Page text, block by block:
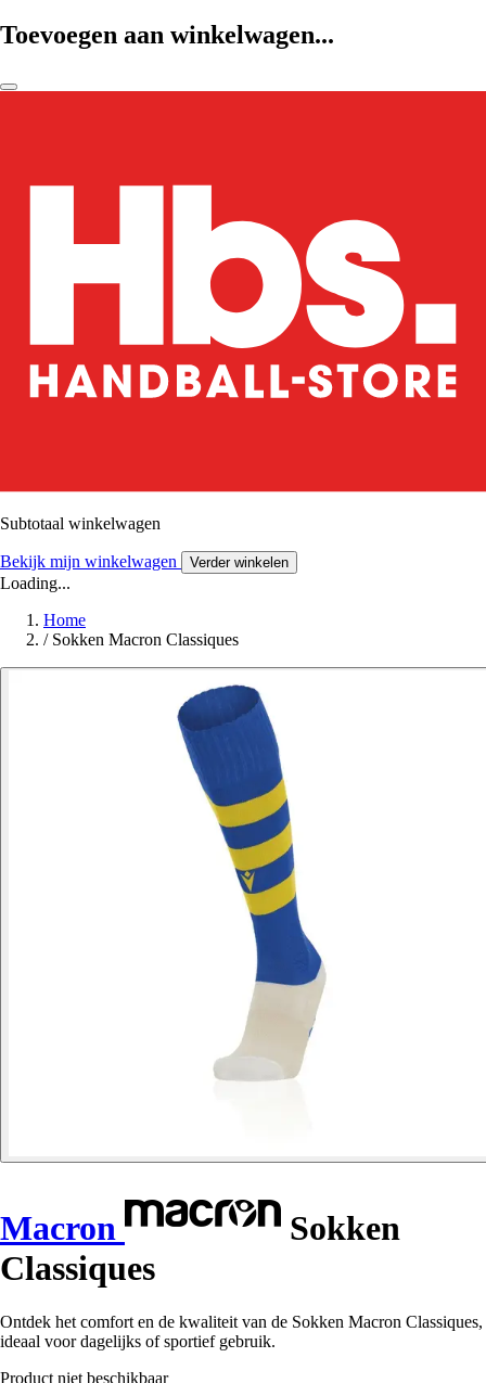
Toevoegen aan winkelwagen...
Subtotaal winkelwagen
Bekijk mijn winkelwagen Verder winkelen
Loading...
Home
/ Sokken Macron Classiques
Macron
Sokken
Classiques
Ontdek het comfort en de kwaliteit van de Sokken Macron Classiques,
ideaal voor dagelijks of sportief gebruik.
Product niet beschikbaar